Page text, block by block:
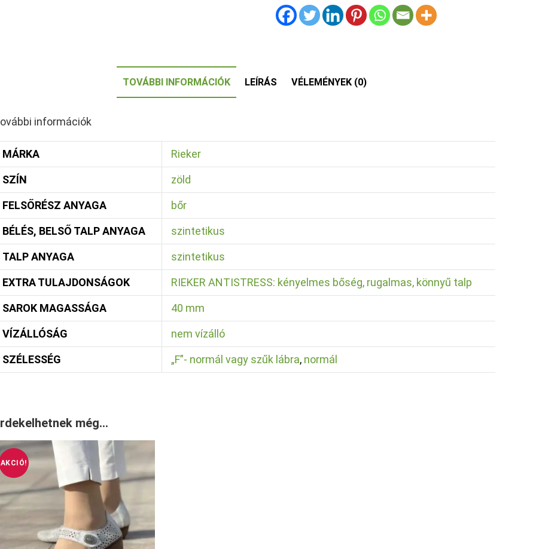
TOVÁBBI INFORMÁCIÓK LEÍRÁS VÉLEMÉNYEK (0)
információk
MÁRKA Rieker
SZÍN zöld
FELSŐRÉSZ ANYAGA bőr
BÉLÉS, BELSŐ TALP ANYAGA szintetikus
TALP ANYAGA szintetikus
EXTRA TULAJDONSÁGOK RIEKER ANTISTRESS: kényelmes bőség, rugalmas, könnyű talp
SAROK MAGASSÁGA 40 mm
VÍZÁLLÓSÁG nem vízálló
SZÉLESSÉG „F”- normál vagy szűk lábra, normál
még…
AKCIÓ!